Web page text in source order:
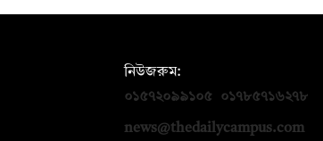
নিউজরুম:
০১৫৭২০৯৯১০৫
০১৭৮৫৭১৬২৭৮
news@thedailycampus.com